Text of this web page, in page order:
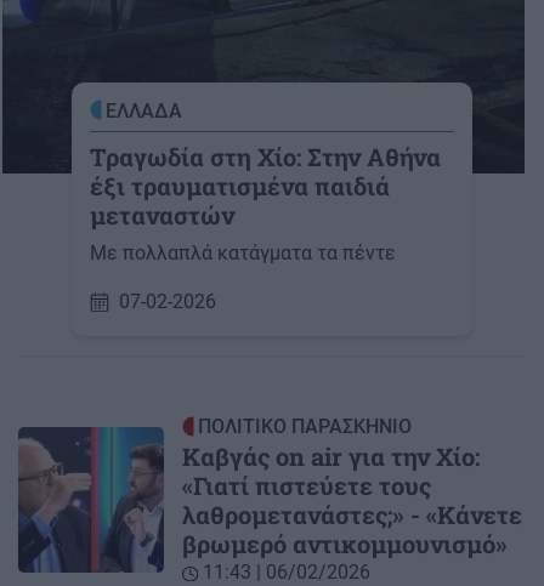
ΕΛΛΑΔΑ
Τραγωδία στη Χίο: Στην Αθήνα
έξι τραυματισμένα παιδιά
μεταναστών
Με πολλαπλά κατάγματα τα πέντε
07-02-2026
ΠΟΛΙΤΙΚΟ ΠΑΡΑΣΚΗΝΙΟ
Καβγάς on air για την Χίο:
«Γιατί πιστεύετε τους
λαθρομετανάστες;» - «Κάνετε
βρωμερό αντικομμουνισμό»
11:43 | 06/02/2026